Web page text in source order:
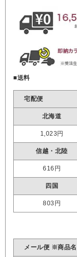
■送料
宅配便
北海道
1,023円
信越・北陸
616円
四国
803円
メール便 ※商品